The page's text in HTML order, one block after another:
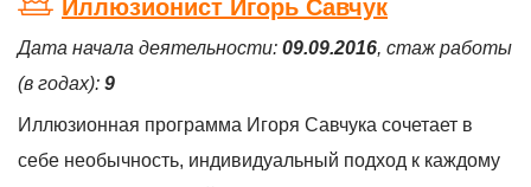
Иллюзионист Игорь Савчук
Дата начала деятельности: 09.09.2016, стаж работы
(в годах): 9
Иллюзионная программа Игоря Савчука сочетает в
себе необычность, индивидуальный подход к каждому